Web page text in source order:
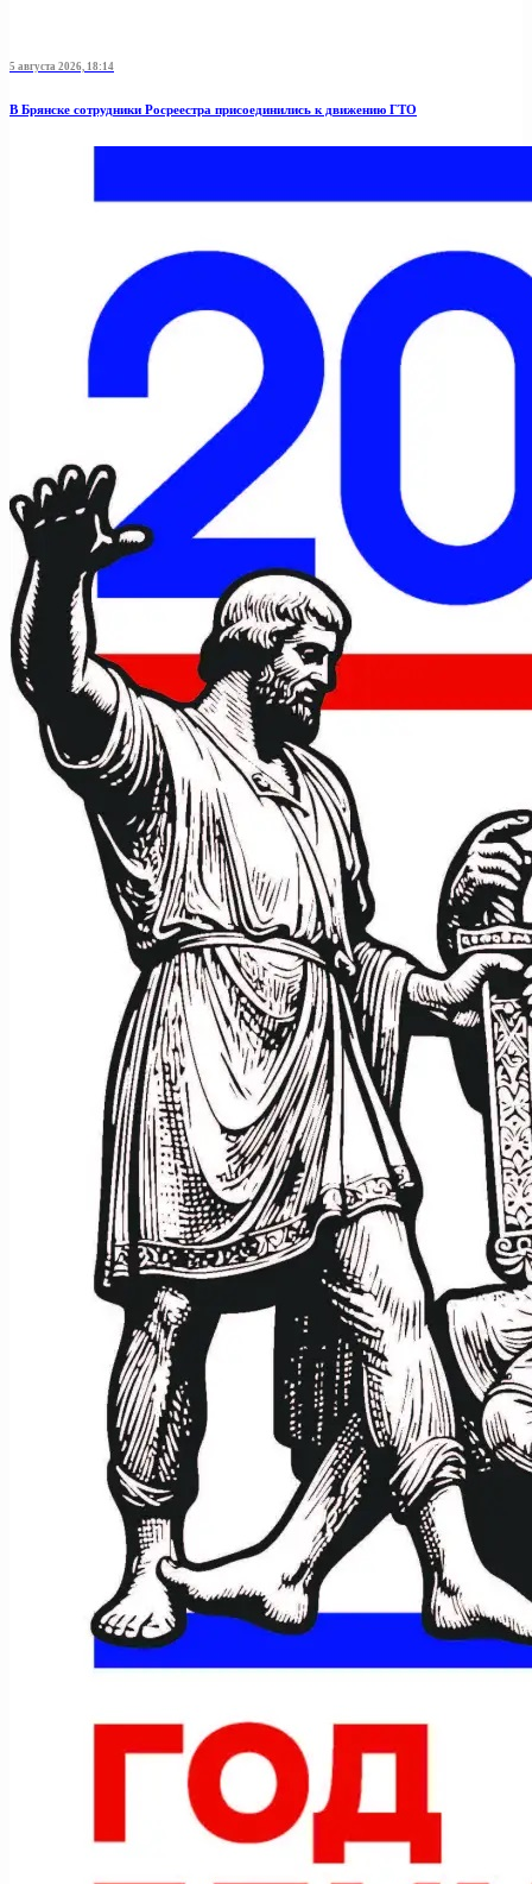
5 августа 2026, 18:14
В Брянске сотрудники Росреестра присоединились к движению ГТО